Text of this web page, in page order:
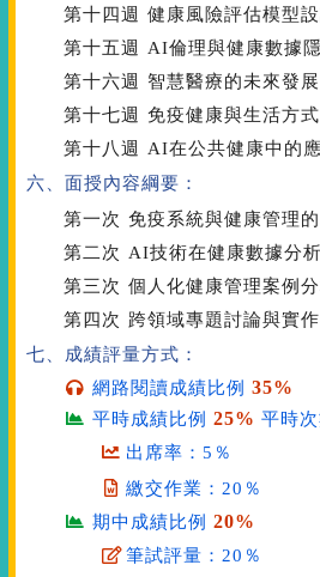
第十四週
健康風險評估模型
第十五週
AI倫理與健康數據
第十六週
智慧醫療的未來發
第十七週
免疫健康與生活方
第十八週
AI在公共健康中的
六、面授內容綱要：
第一次 免疫系統與健康管理
第二次 AI技術在健康數據分
第三次 個人化健康管理案例
第四次 跨領域專題討論與實
七、成績評量方式：
網路閱讀成績比例35%
平時成績比例25% 平時
出席率：5％
繳交作業：20％
期中成績比例20%
筆試評量：20％